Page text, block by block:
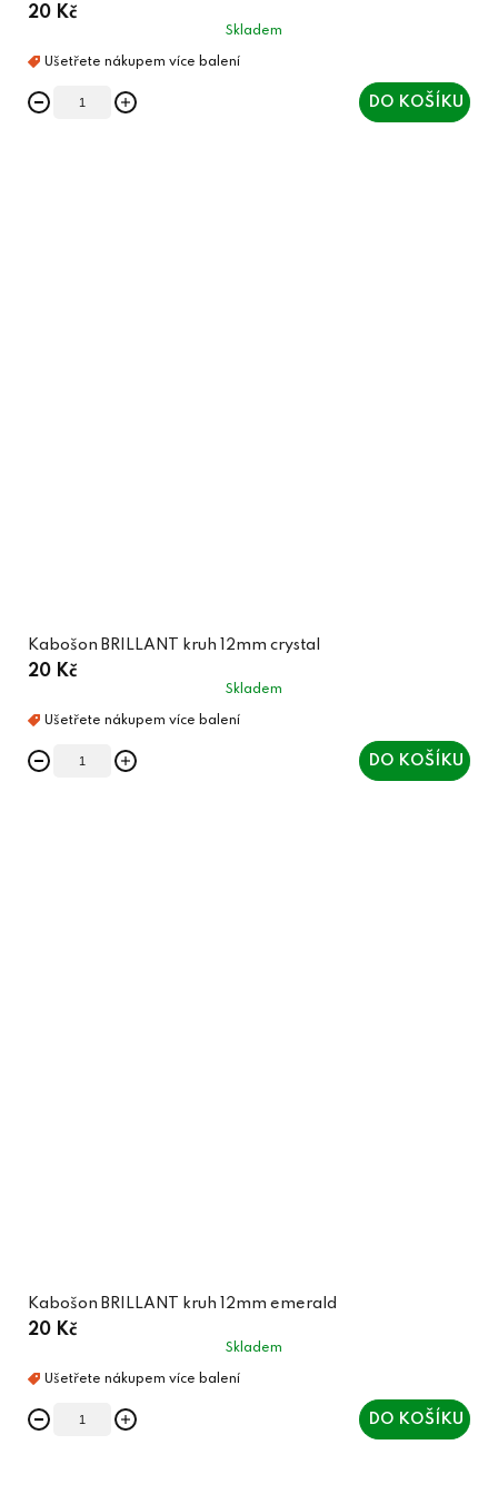
20 Kč
Skladem
DO KOŠÍKU
Kabošon BRILLANT kruh 12mm crystal
20 Kč
Skladem
DO KOŠÍKU
Kabošon BRILLANT kruh 12mm emerald
20 Kč
Skladem
DO KOŠÍKU